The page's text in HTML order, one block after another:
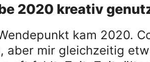
2020 kreativ
kam 2020.
aber mir gleichzeitig